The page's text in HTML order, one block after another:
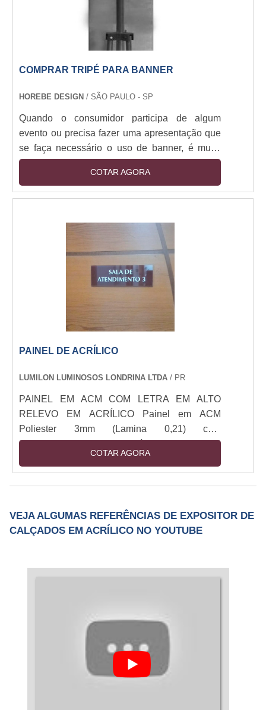
COMPRAR TRIPÉ PARA BANNER
HOREBE DESIGN / SÃO PAULO - SP
Quando o consumidor participa de algum
evento ou precisa fazer uma apresentação que
se faça necessário o uso de banner, é muito
importante que o suporte que o sustente
consiga dar firmeza ao banner para que
acidentes não ocorram, por exemplo, a queda
eventos não sejam atrapalhados.Para isso é
necessário comprar tripé para banner. O
equipamento irá auxiliar a pessoa que está o
manipulando para que ess....
COTAR AGORA
PAINEL DE ACRÍLICO
LUMILON LUMINOSOS LONDRINA LTDA / PR
PAINEL EM ACM COM LETRA EM ALTO
RELEVO EM ACRÍLICO Painel em ACM
Poliester 3mm (Lamina 0,21) com
letreiro/logomarca em acrílico 3mm cristal
cortado a laser e adesivado nas cores da
logomarca, aplicado na face do painel.
COTAR AGORA
VEJA ALGUMAS REFERÊNCIAS DE EXPOSITOR DE
CALÇADOS EM ACRÍLICO NO YOUTUBE